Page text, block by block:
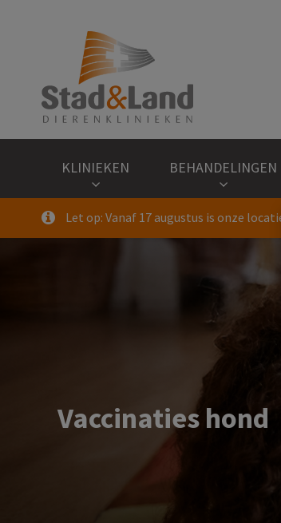
KLINIEKEN BEHANDELINGEN
ZoekLet op: Vanaf 17 augustus is onze
Vaccinaties hond